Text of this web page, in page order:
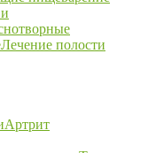
Лечение полости
Артрит